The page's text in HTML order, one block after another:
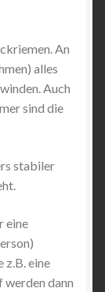
An
alles
Auch
sind die
stabiler
eine
z.B. eine
dann